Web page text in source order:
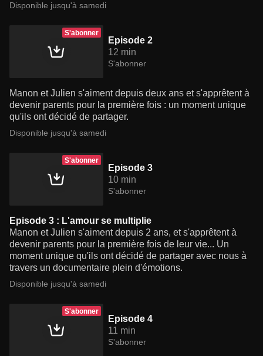
Disponible jusqu'à samedi
S'abonner
Episode 2
12 min
S'abonner
Manon et Julien s'aiment depuis deux ans et s'apprêtent à
devenir parents pour la première fois : un moment unique
qu'ils ont décidé de partager.
Disponible jusqu'à samedi
S'abonner
Episode 3
10 min
S'abonner
Episode 3 : L'amour se multiplie
Manon et Julien s'aiment depuis 2 ans, et s'apprêtent à
devenir parents pour la première fois de leur vie... Un
moment unique qu'ils ont décidé de partager avec nous à
travers un documentaire plein d'émotions.
Disponible jusqu'à samedi
S'abonner
Episode 4
11 min
S'abonner